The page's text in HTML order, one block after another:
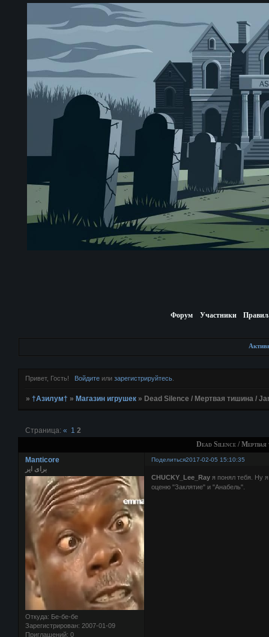
Форум Участники
Привет, Гость! Войдитеили зарегистрируйтесь.
»†Азилум† »Магазин игрушек » Dead Silence / Мертвая тишина /
Dead Silence / Мертвая
Страница:« 1 2
Поделиться2017-02-05 15:10:35
Manticore
برای ایر
Откуда: Бе-бе-бе
Зарегистрирован: 2007-01-09
Приглашений: 0
CHUCKY_Lee_Ray я понял тебя. Ну
оценю "Заклятие" и "Анабель".